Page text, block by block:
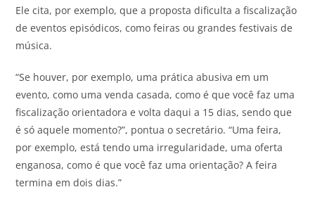
Ele cita, por exemplo, que a proposta dificulta a fiscalização
de eventos episódicos, como feiras ou grandes festivais de
música.
“Se houver, por exemplo, uma prática abusiva em um
evento, como uma venda casada, como é que você faz uma
fiscalização orientadora e volta daqui a 15 dias, sendo que
é só aquele momento?”, pontua o secretário. “Uma feira,
por exemplo, está tendo uma irregularidade, uma oferta
enganosa, como é que você faz uma orientação? A feira
termina em dois dias.”